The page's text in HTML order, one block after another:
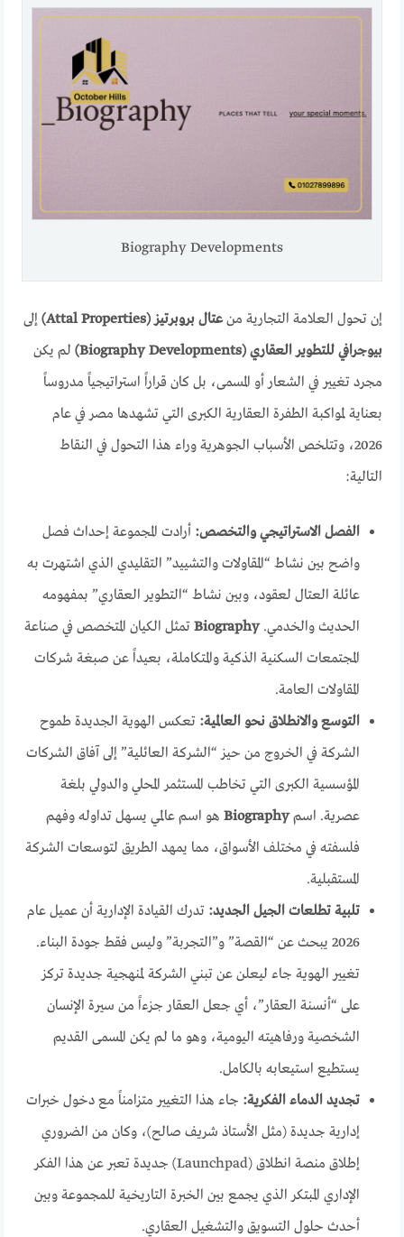
Biography Developments
إن تحول العلامة التجارية منعتال بروبرتيز (Attal Properties)
إلى
بيوجرافي للتطوير العقاري (Biography Developments)
لم يكن
مجرد تغيير في الشعار أو المسمى، بل كان قراراً استراتيجياً مدروساً
بعناية لمواكبة الطفرة العقارية الكبرى التي تشهدها مصر في عام
2026، وتتلخص الأسباب الجوهرية وراء هذا التحول في النقاط
التالية:
الفصل الاستراتيجي والتخصص: أرادت المجموعة إحداث فصل
واضح بين نشاط “المقاولات والتشييد” التقليدي الذي اشتهرت به
عائلة العتال لعقود، وبين نشاط “التطوير العقاري” بمفهومه
الحديث والخدمي.Biography تمثل الكيان المتخصص في صناعة
المجتمعات السكنية الذكية والمتكاملة، بعيداً عن صبغة شركات
المقاولات العامة.
التوسع والانطلاق نحو العالمية: تعكس الهوية الجديدة طموح
الشركة في الخروج من حيز “الشركة العائلية” إلى آفاق الشركات
المؤسسية الكبرى التي تخاطب المستثمر المحلي والدولي بلغة
عصرية. اسمBiography هو اسم عالمي يسهل تداوله وفهم
فلسفته في مختلف الأسواق، مما يمهد الطريق لتوسعات الشركة
المستقبلية.
تلبية تطلعات الجيل الجديد: تدرك القيادة الإدارية أن عميل عام
2026 يبحث عن “القصة” و”التجربة” وليس فقط جودة البناء.
تغيير الهوية جاء ليعلن عن تبني الشركة لمنهجية جديدة تركز
على “أنسنة العقار”، أي جعل العقار جزءاً من سيرة الإنسان
الشخصية ورفاهيته اليومية، وهو ما لم يكن المسمى القديم
يستطيع استيعابه بالكامل.
تجديد الدماء الفكرية: جاء هذا التغيير متزامناً مع دخول خبرات
إدارية جديدة (مثل الأستاذ شريف صالح)، وكان من الضروري
إطلاق منصة انطلاق (Launchpad) جديدة تعبر عن هذا الفكر
الإداري المبتكر الذي يجمع بين الخبرة التاريخية للمجموعة وبين
أحدث حلول التسويق والتشغيل العقاري.